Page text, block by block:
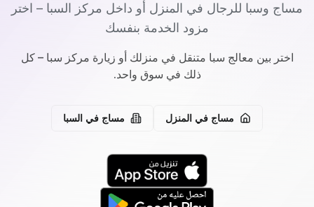
مساج وسبا للرجال في المنزل أو داخل مركز السبا – اختر
مزود الخدمة بنفسك
اختر بين معالج سبا متنقل في منزلك أو زيارة مركز سبا – كل
ذلك في سوق واحد.
مساج في المنزل مساج في السبا